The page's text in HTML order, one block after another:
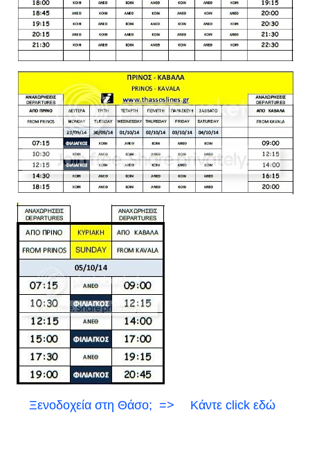
Ξενοδοχεία στη Θάσο; => Κάντε click εδώ